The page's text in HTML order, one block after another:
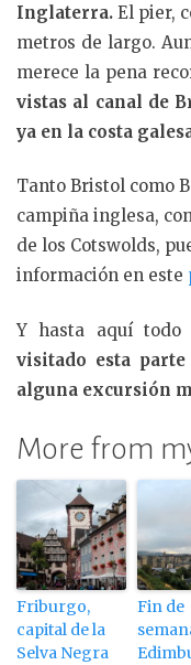
Inglaterra. El pier,
metros de largo.
merece la pena
vistas al canal de
ya en la costa
Tanto Bristol como
campiña inglesa,
de los Cotswolds,
información en este
Y hasta aquí
visitado esta parte
alguna excursión
More from
Friburgo,
capital de la
Selva Negra
Fin de